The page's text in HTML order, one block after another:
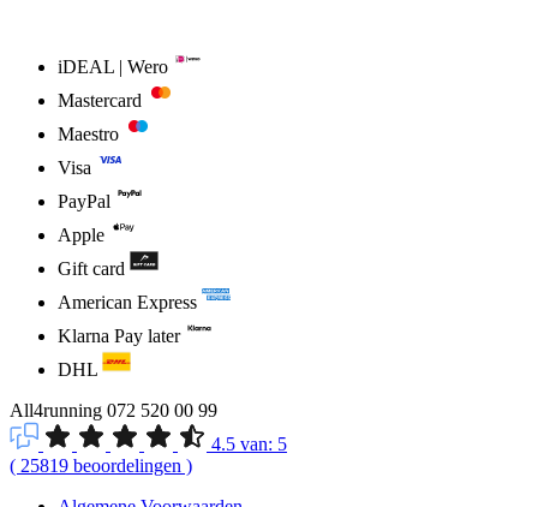
iDEAL | Wero
Mastercard
Maestro
Visa
PayPal
Apple
Gift card
American Express
Klarna Pay later
DHL
All4running 072 520 00 99
4.5 van: 5
( 25819 beoordelingen )